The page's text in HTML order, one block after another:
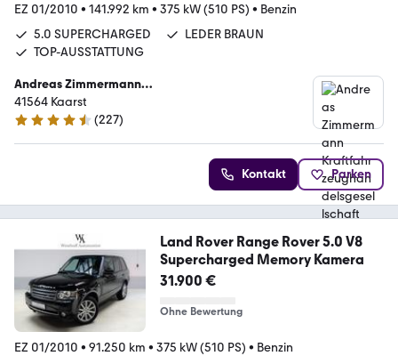
EZ 01/2010 • 141.992 km • 375 kW (510 PS) • Benzin
5.0 SUPERCHARGED
LEDER BRAUN
TOP-AUSSTATTUNG
Andreas Zimmermann
Kraftfahrzeughandelsgesellschaft mbH
41564 Kaarst
4.4 Sterne
(227)
Kontakt Parken
Land Rover Range Rover 5.0 V8
Supercharged Memory Kamera
31.900 €
Ohne Bewertung
EZ 01/2010 • 91.250 km • 375 kW (510 PS) • Benzin